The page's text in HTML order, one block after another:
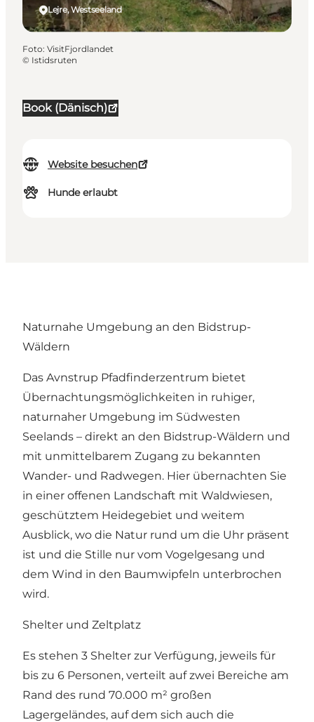
Book (Dänisch)
Website besuchen
Hunde erlaubt
Lejre, Westseeland
Foto: VisitFjordlandet
© Istidsruten
Naturnahe Umgebung an den Bidstrup-
Wäldern
Das Avnstrup Pfadfinderzentrum bietet
Übernachtungsmöglichkeiten in ruhiger,
naturnaher Umgebung im Südwesten
Seelands – direkt an den Bidstrup-Wäldern und
mit unmittelbarem Zugang zu bekannten
Wander- und Radwegen. Hier übernachten Sie
in einer offenen Landschaft mit Waldwiesen,
geschütztem Heidegebiet und weitem
Ausblick, wo die Natur rund um die Uhr präsent
ist und die Stille nur vom Vogelgesang und
dem Wind in den Baumwipfeln unterbrochen
wird.
Shelter und Zeltplatz
Es stehen 3 Shelter zur Verfügung, jeweils für
bis zu 6 Personen, verteilt auf zwei Bereiche am
Rand des rund 70.000 m² großen
Lagergeländes, auf dem sich auch die